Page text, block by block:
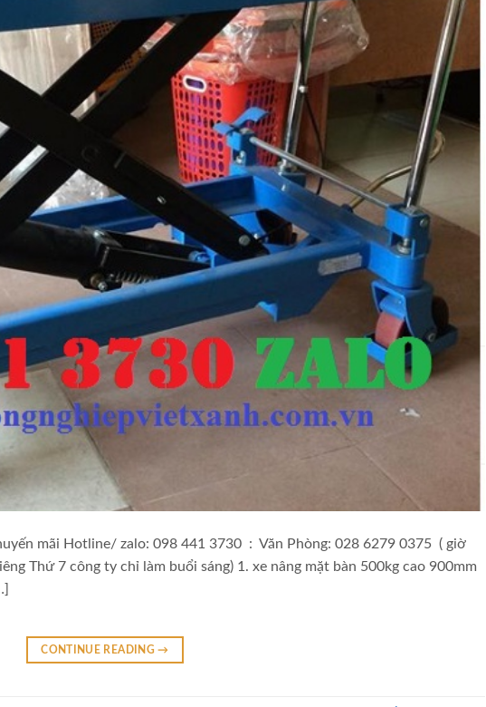
mãi Hotline/ zalo: 098 441 3730 : Văn Phòng: 028 6279 0375 ( giờ
Thứ 7 công ty chỉ làm buổi sáng) 1. xe nâng mặt bàn 500kg cao 900mm
CONTINUE READING→